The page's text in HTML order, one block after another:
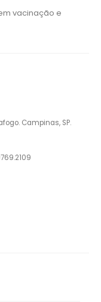
vacinação e
Campinas, SP.